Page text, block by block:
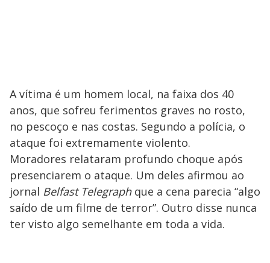
A vítima é um homem local, na faixa dos 40
anos, que sofreu ferimentos graves no rosto,
no pescoço e nas costas. Segundo a polícia, o
ataque foi extremamente violento.
Moradores relataram profundo choque após
presenciarem o ataque. Um deles afirmou ao
jornal Belfast Telegraphque a cena parecia “algo
saído de um filme de terror”. Outro disse nunca
ter visto algo semelhante em toda a vida.